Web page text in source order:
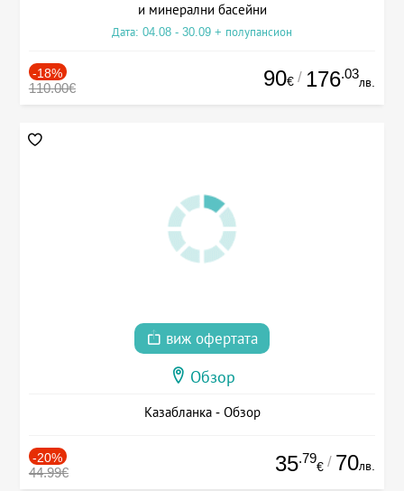
и минерални басейни
Дата: 04.08 - 30.09 + полупансион
-18%
110.00€ 90€ / 176.03
лв.
виж офертата
Обзор
Казабланка - Обзор
-20%
44.99€ 35.79
€ / 70лв.